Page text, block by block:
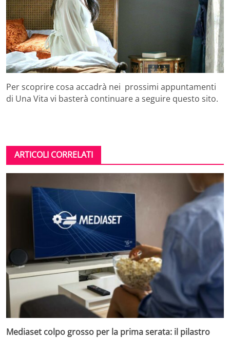
Per scoprire cosa accadrà nei prossimi appuntamenti
di Una Vita vi basterà continuare a seguire questo sito.
ARTICOLI CORRELATI
Mediaset colpo grosso per la prima serata: il pilastro